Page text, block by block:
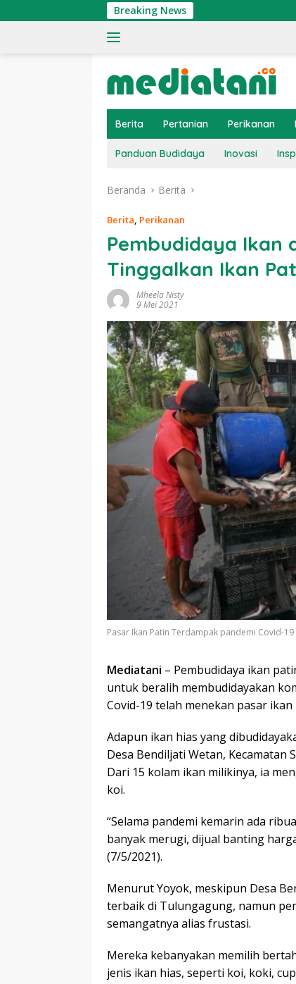
ke
Breaking News
Berita Pertanian Perikanan
Panduan Budidaya Inovasi
Beranda Berita
Berita, Perikanan
Pembudidaya Ikan
Tinggalkan Ikan
Mheela Nisty
9 Mei 2021
Pasar Ikan Patin Terdampak pandemi Covid-19
Mediatani – Pembudidaya ikan
untuk beralih membudidayakan
Covid-19 telah menekan pasar ikan
Adapun ikan hias yang
Desa Bendiljati Wetan,
Dari 15 kolam ikan milikinya, ia
koi.
“Selama pandemi kemarin ada
banyak merugi, dijual banting
(7/5/2021).
Menurut Yoyok, meskipun Desa
terbaik di Tulungagung, namun
semangatnya alias frustasi.
Mereka kebanyakan memilih
jenis ikan hias, seperti koi, koki,